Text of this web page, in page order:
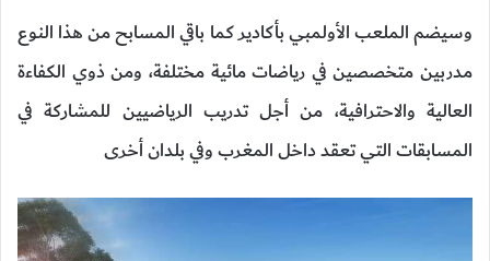
وسيضم الملعب الأولمبي بأكادير كما باقي المسابح من هذا النوع
مدربين متخصصين في رياضات مائية مختلفة، ومن ذوي الكفاءة
العالية والاحترافية، من أجل تدريب الرياضيين للمشاركة في
المسابقات التي تعقد داخل المغرب وفي بلدان أخرى